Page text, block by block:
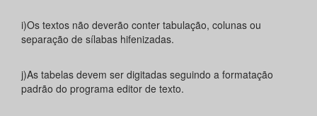
i)Os textos não deverão conter tabulação, colunas ou
separação de sílabas hifenizadas.
j)As tabelas devem ser digitadas seguindo a formatação
padrão do programa editor de texto.